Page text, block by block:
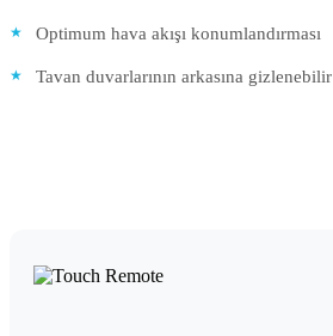
Optimum hava akışı konumlandırması
Tavan duvarlarının arkasına gizlenebilir